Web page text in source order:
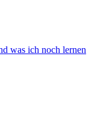
was ich noch lernen